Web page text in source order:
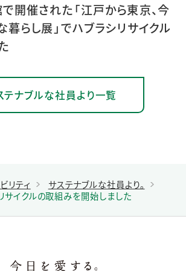
開催された「江戸から東京、今
暮らし展」でハブラシリサイクル
テナブルな社員より一覧
リティ
サステナブルな社員より。
サイクルの取組みを開始しました